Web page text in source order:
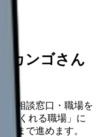
カンゴさん
・相談窓口・職場を
てくれる職場」に
まで進めます。